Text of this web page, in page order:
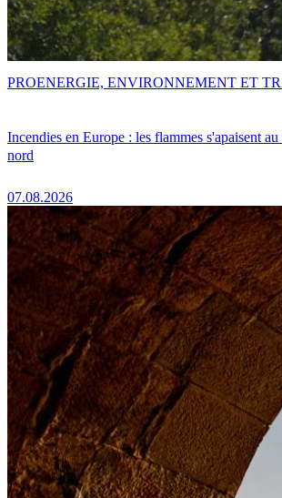
Incendies en Europe : les flammes s'apaisent
nord
07.08.2026
PROENERGIE, ENVIRONNEMENT ET